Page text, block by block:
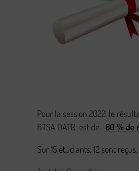
Pour la session 2022, le
BTSA DATR est de 80 % de
Sur 15 étudiants, 12 sont reçus.